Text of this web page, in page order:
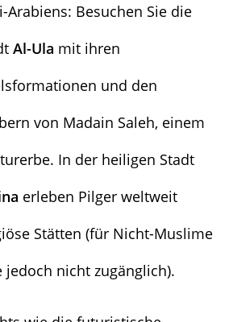
Arabiens: Besuchen Sie die
Al-Ula mit ihren
und den
von Madain Saleh, einem
In der heiligen Stadt
erleben Pilger weltweit
Stätten (für Nicht-Muslime
jedoch nicht zugänglich).